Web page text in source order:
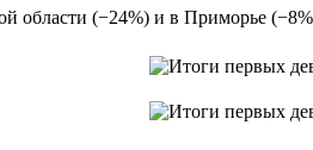
области (−24%) и в Приморье